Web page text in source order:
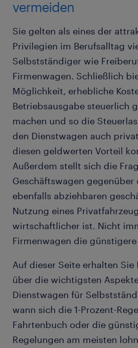
vermeiden
Sie gelten als eines der
Privilegien im Berufsalltag
Selbstständiger wie
Firmenwagen. Schließlich
Möglichkeit, erhebliche
Betriebsausgabe steuerlich
machen und so die
den Dienstwagen auch
diesen geldwerten Vorteil
Außerdem stellt sich die
Geschäftswagen gegenüber
ebenfalls abziehbaren
Nutzung eines
wirtschaftlicher ist. Nicht
Firmenwagen die günstigere
Auf dieser Seite erhalten
über die wichtigsten
Dienstwagen für
wann sich die 1-Prozent-
Fahrtenbuch oder die
Regelungen am meisten